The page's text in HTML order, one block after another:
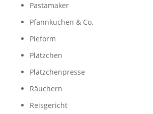
Pastamaker
Pfannkuchen & Co.
Pieform
Plätzchen
Plätzchenpresse
Räuchern
Reisgericht